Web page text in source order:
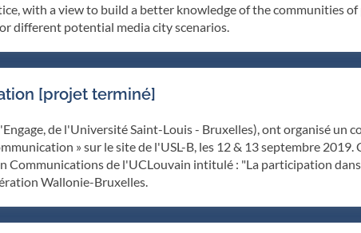
with a view to build a better knowledge of the communities
different potential media city scenarios.
[projet terminé]
de l'Université Saint-Louis - Bruxelles), ont organisé un
» sur le site de l'USL-B, les 12 & 13 septembre 2019.
Communications de l'UCLouvain intitulé : "La participation
Wallonie-Bruxelles.